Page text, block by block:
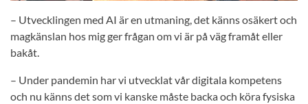
– Utvecklingen med AI är en utmaning, det känns osäkert och
magkänslan hos mig ger frågan om vi är på väg framåt eller
bakåt.
– Under pandemin har vi utvecklat vår digitala kompetens
och nu känns det som vi kanske måste backa och köra fysiska